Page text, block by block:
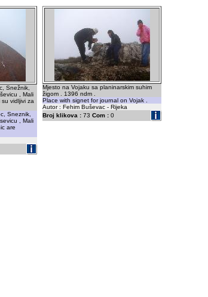
Snežnik,
, Mali
vidljivi za
Sneznik,
, Mali
are
Mjesto na Vojaku sa planinarskim suhim
žigom . 1396 ndm .
Place with signet for journal on Vojak .
Autor : Fehim Buševac - Rijeka
Broj klikova : 73 Com : 0